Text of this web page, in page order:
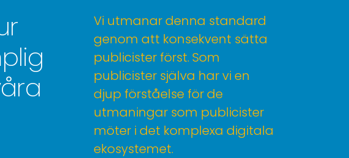
Vi utmanar denna standard
genom att konsekvent sätta
publicister först. Som
publicister själva har vi en
djup förståelse för de
utmaningar som publicister
möter i det komplexa digitala
ekosystemet.